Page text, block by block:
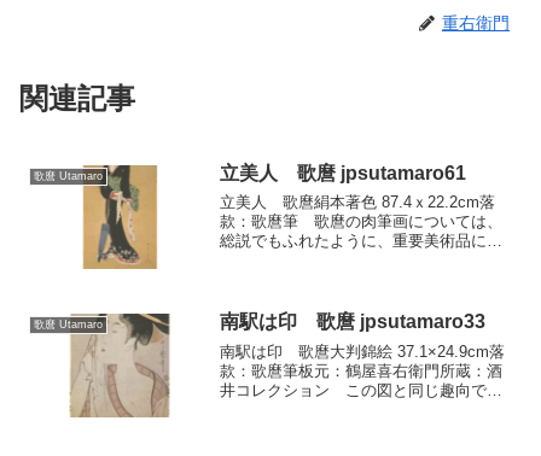
重右衛門
関連記事
歌麿 Utamaro 立美人 歌麿 jpsutamaro61
立美人 歌麿絹本著色 87.4ｘ22.2cm落
款：歌麿筆 歌麿の肉筆画については、
総説でもふれたように、重要美術品に認
で、伝来がはっき...
歌麿 Utamaro 南駅は印 歌麿 jpsutamaro33
南駅は印 歌麿大判錦絵 37.1×24.9cm落
款：歌麿筆板元：鶴屋喜右衛門所蔵：酒
井コレクション この図と同じ趣向で描